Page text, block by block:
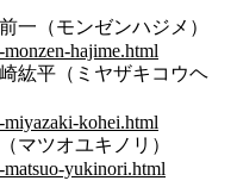
（モンゼンハジメ）
hajime.html
平（ミヤザキコウヘ
kohei.html
ツオユキノリ）
yukinori.html